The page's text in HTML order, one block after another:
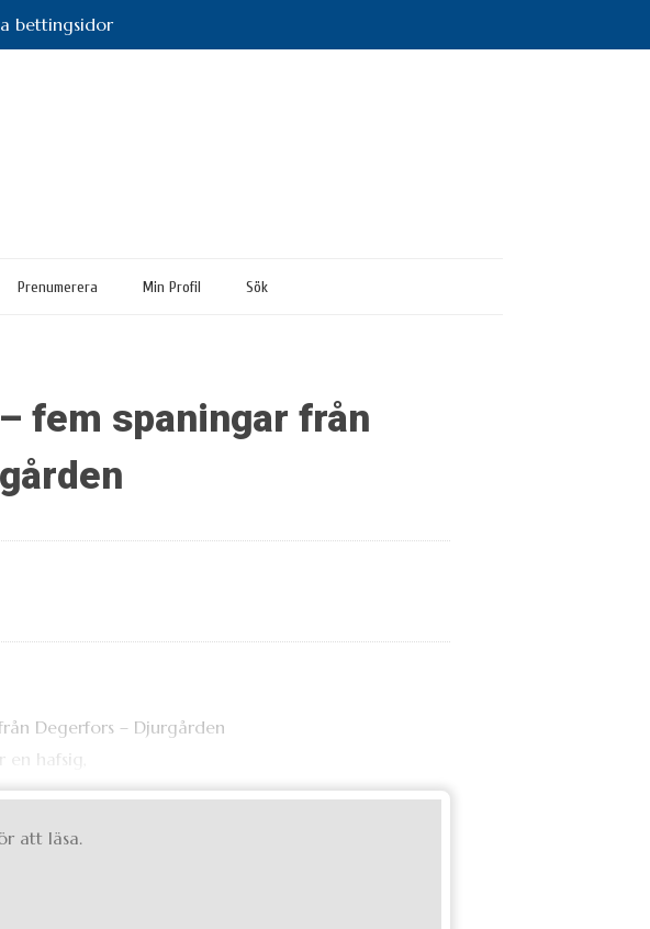
bettingsidor
Prenumerera Min Profil Sök
fem spaningar från
hafsig,
att läsa.